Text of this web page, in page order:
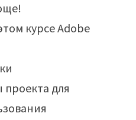
курсе Adobe
для